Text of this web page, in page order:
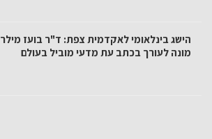
הישג בינלאומי לאקדמית צפת: ד"ר בועז מילר
מונה לעורך בכתב עת מדעי מוביל בעולם